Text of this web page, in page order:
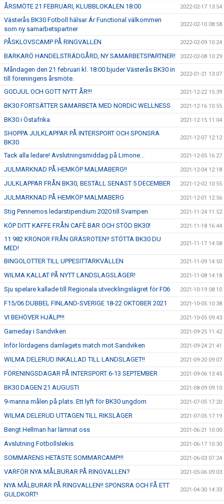
ÅRSMÖTE 21 FEBRUARI, KLUBBLOKALEN 18:00 2022-02-17 13:54
Västerås BK30 Fotboll hälsar Ár Functional välkommen
som ny samarbetspartner
2022-02-10 08:58
PÅSKLOVSCAMP PÅ RINGVALLEN 2022-02-09 10:24
BARKARÖ HANDELSTRÄDGÅRD, NY SAMARBETSPARTNER! 2022-02-08 10:29
Måndagen den 21 februari kl. 18:00 bjuder Västerås BK30 in
till föreningens årsmöte.
2022-01-21 13:07
GODJUL OCH GOTT NYTT ÅR!!! 2021-12-22 15:39
BK30 FORTSÄTTER SAMARBETA MED NORDIC WELLNESS 2021-12-16 10:55
BK30 i Östafrika 2021-12-15 11:04
SHOPPA JULKLAPPAR PÅ INTERSPORT OCH SPONSRA
BK30
2021-12-07 12:12
Tack alla ledare! Avslutningsmiddag på Limone... 2021-12-05 16:27
JULMARKNAD PÅ HEMKÖP MALMABERG!! 2021-12-04 12:18
JULKLAPPAR FRÅN BK30, BESTÄLL SENAST 5 DECEMBER 2021-12-02 10:55
JULMARKNAD PÅ HEMKÖP MALMABERG 2021-12-01 12:56
Stig Pennemos ledarstipendium 2020 till Svampen 2021-11-24 11:52
KÖP DITT KAFFE FRÅN CAFÈ BAR OCH STÖD BK30! 2021-11-18 16:44
11 982 KRONOR FRÅN GRÄSROTEN!! STÖTTA BK30 DU
MED!
2021-11-17 14:58
BINGOLOTTER TILL UPPESITTARKVÄLLEN 2021-11-09 14:50
WILMA KALLAT PÅ NYTT LANDSLAGSLÄGER! 2021-11-08 14:18
Sju spelare kallade till Regionala utvecklingslägret för F06 2021-10-19 08:10
F15/06 DUBBEL FINLAND-SVERIGE 18-22 OKTOBER 2021 2021-10-05 10:38
VI BEHÖVER HJÄLP!!! 2021-10-05 09:43
Gameday i Sandviken 2021-09-25 11:42
Inför lördagens damlagets match mot Sandviken 2021-09-24 21:41
WILMA DELERUD INKALLAD TILL LANDSLAGET!! 2021-09-20 09:07
FÖRENINGSDAGAR PÅ INTERSPORT 6-13 SEPTEMBER 2021-09-06 13:45
BK30 DAGEN 21 AUGUSTI 2021-08-09 09:10
9-manna målen på plats. Ett lyft för BK30 ungdom 2021-07-05 17:20
WILMA DELERUD UTTAGEN TILL RIKSLÄGER 2021-07-05 17:19
Bengt Hellman har lämnat oss 2021-06-21 10:00
Avslutning Fotbollslekis 2021-06-17 10:30
SOMMARENS HETASTE SOMMARCAMP!!! 2021-06-03 07:24
VARFÖR NYA MÅLBURAR PÅ RINGVALLEN? 2021-05-06 09:03
NYA MÅLBURAR PÅ RINGVALLEN!! SPONSRA OCH FÅ ETT
GULDKORT!
2021-04-30 14:33